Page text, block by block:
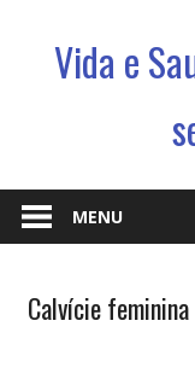
Vida e
Saude
e
jeito
MENU
Enfermidades
Calvície